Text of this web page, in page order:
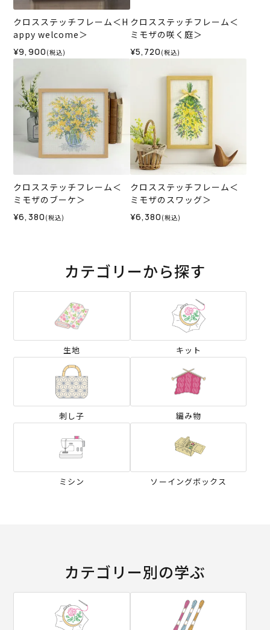
クロスステッチフレーム＜H
appy welcome＞
¥9,900 (税込)
クロスステッチフレーム＜
ミモザの咲く庭＞
¥5,720 (税込)
クロスステッチフレーム＜
ミモザのブーケ＞
¥6,380 (税込)
クロスステッチフレーム＜
ミモザのスワッグ＞
¥6,380 (税込)
カテゴリーから探す
生地 キット
刺し子 編み物
ミシン ソーイングボックス
カテゴリー別の学ぶ